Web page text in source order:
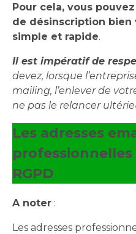
Pour cela, vous
de désinscription bien
simple et rapide.
Il est impératif de
devez, lorsque
mailing, l’enlever de
ne pas le relancer
Les adresses
RGPD
A noter :
Les adresses